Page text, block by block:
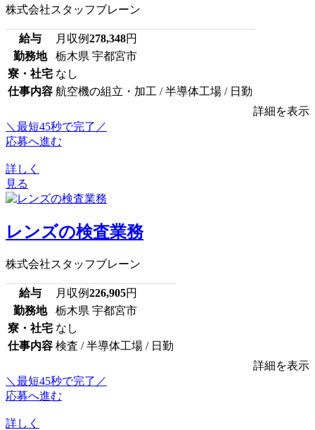
株式会社スタッフブレーン
給与 月収例278,348円
勤務地
栃木県 宇都宮市
寮・社宅 なし
仕事内容 航空機の組立・加工 / 半導体工場 / 日勤
詳細を表示
＼最短45秒で完了／
応募へ進む
詳しく
見る
レンズの検査業務
株式会社スタッフブレーン
給与 月収例226,905円
勤務地
栃木県 宇都宮市
寮・社宅 なし
仕事内容 検査 / 半導体工場 / 日勤
詳細を表示
＼最短45秒で完了／
応募へ進む
詳しく